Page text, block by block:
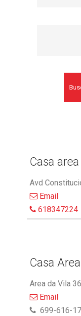
Casa
Avd
Email
618347224
Casa
Area da Vila
Email
699-616-